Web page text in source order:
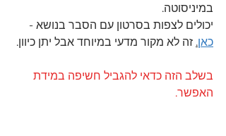
במיניסוטה.
יכולים לצפות בסרטון עם הסבר בנושא -
כאן. זה לא מקור מדעי במיוחד אבל יתן כיוון.
בשלב הזה כדאי להגביל חשיפה במידת
האפשר.